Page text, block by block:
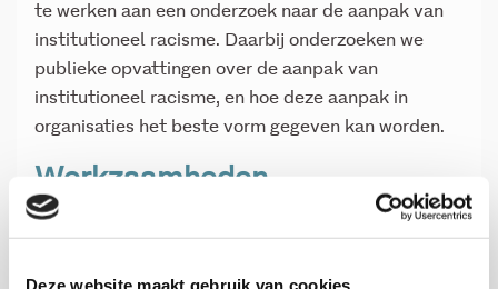
Deze website maakt gebruik van cookies
te werken aan een onderzoek naar de aanpak van
institutioneel racisme. Daarbij onderzoeken we
publieke opvattingen over de aanpak van
institutioneel racisme, en hoe deze aanpak in
organisaties het beste vorm gegeven kan worden.
Werkzaamheden
De stagiair kan onder andere de volgende